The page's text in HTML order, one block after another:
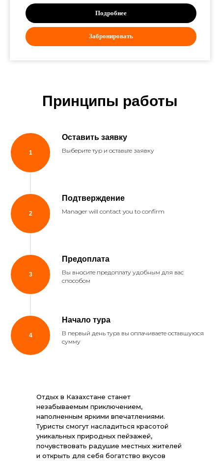
Подробнее
Забронировать
Принципы работы
Оставить заявку
Выберите тур и оставьте заявку
Подтверждение
Manager will contact you to confirm
Предоплата
Вы вносите предоплату удобным для вас
способом
Начало тура
В первый день тура вы оплачиваете оставшуюся
сумму
Отдых в Казахстане станет
незабываемым приключением,
наполненным яркими впечатлениями.
Туристы смогут насладиться красотой
уникальных природных пейзажей,
почувствовать радушие местных жителей
и открыть для себя богатство вкусов